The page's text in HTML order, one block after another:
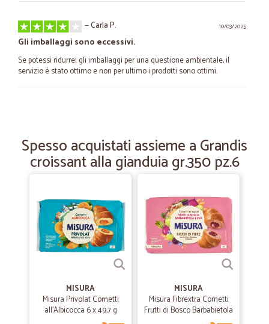
10/03/2025
—Carla P.
Gli imballaggi sono eccessivi.
Se potessi ridurrei gli imballaggi per una questione ambientale, il
servizio è stato ottimo e non per ultimo i prodotti sono ottimi.
Bravissimi super.
L'ordine eseguito è arrivato…
L'ordine eseguito è arrivato velocemente. Saluti
14/09/2020
Lorenzo D.
Precisi e veloci, grazie!!
Spesso acquistati assieme a Grandis
croissant alla gianduia gr.350 pz.6
MISURA
Misura Privolat Cornetti
all'Albicocca 6 x 49,7 g
MISURA
Misura Fibrextra Cornetti
Frutti di Bosco Barbabietola
e Uva 6 x 51,4 g